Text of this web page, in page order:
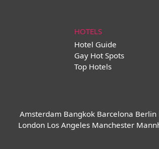
HOTELS
Hotel Guide
Gay Hot Spots
Top Hotels
Amsterdam Bangkok Barcelona Berlin
London Los Angeles Manchester